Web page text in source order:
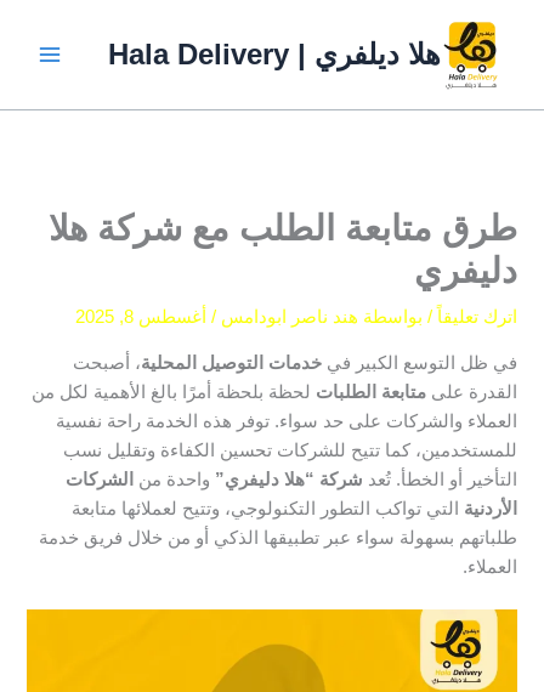
المحتوى
هلا ديلفري | Hala Delivery
طرق متابعة الطلب مع شركة هلا
دليفري
اترك تعليقاً / بواسطة هند ناصر ابودامس/ أغسطس 8, 2025
في ظل التوسع الكبير في خدمات التوصيل المحلية، أصبحت
القدرة علىمتابعة الطلبات لحظة بلحظة أمرًا بالغ الأهمية لكل من
العملاء والشركات على حد سواء. توفر هذه الخدمة راحة نفسية
للمستخدمين، كما تتيح للشركات تحسين الكفاءة وتقليل نسب
التأخير أو الخطأ. تُعد شركة “هلا دليفري” واحدة من الشركات
الأردنية
التي تواكب التطور التكنولوجي، وتتيح لعملائها متابعة
طلباتهم بسهولة سواء عبر تطبيقها الذكي أو من خلال فريق خدمة
العملاء.